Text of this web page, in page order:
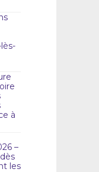
à
–
les